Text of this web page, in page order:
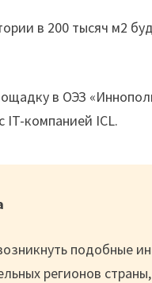
в 200 тысяч м2
в ОЭЗ
IT-компанией ICL.
подобные
регионов